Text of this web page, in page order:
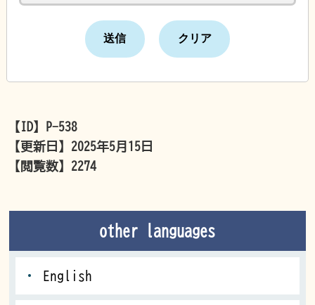
【ID】
P-538
【更新日】 2025年5月15日
【閲覧数】 2274
other languages
English